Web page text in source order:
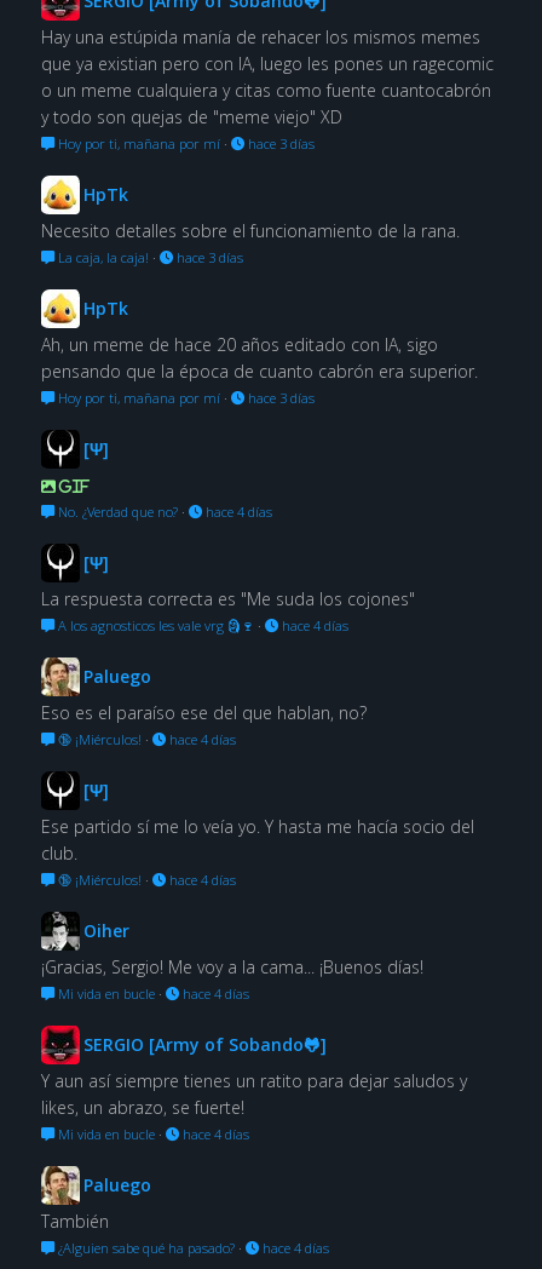
Hay una estúpida manía de rehacer los mismos memes
que ya existian pero con IA, luego les pones un ragecomic
o un meme cualquiera y citas como fuente cuantocabrón
y todo son quejas de "meme viejo" XD
Hoy por ti, mañana por mí· hace 3 días
HpTk
Necesito detalles sobre el funcionamiento de la rana.
La caja, la caja! · hace 3 días
HpTk
Ah, un meme de hace 20 años editado con IA, sigo
pensando que la época de cuanto cabrón era superior.
Hoy por ti, mañana por mí· hace 3 días
[Ψ]
GIF
No. ¿Verdad que no?· hace 4 días
[Ψ]
La respuesta correcta es "Me suda los cojones"
A los agnosticos les vale vrg 🗿🍷 · hace 4 días
Paluego
Eso es el paraíso ese del que hablan, no?
🔞 ¡Miérculos! · hace 4 días
[Ψ]
Ese partido sí me lo veía yo. Y hasta me hacía socio del
club.
🔞 ¡Miérculos! · hace 4 días
Oiher
¡Gracias, Sergio! Me voy a la cama... ¡Buenos días!
Mi vida en bucle· hace 4 días
SERGIO [Army of Sobando🐸]
Y aun así siempre tienes un ratito para dejar saludos y
likes, un abrazo, se fuerte!
Mi vida en bucle· hace 4 días
Paluego
También
¿Alguien sabe qué ha pasado?· hace 4 días